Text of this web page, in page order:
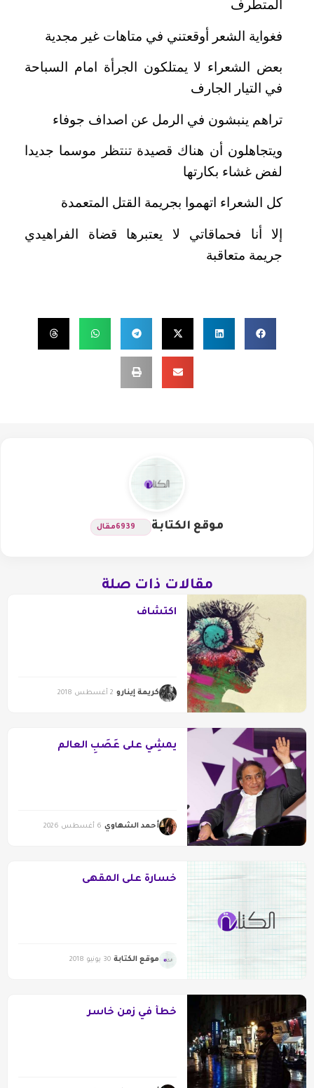
المتطرف
فغواية الشعر أوقعتني في متاهات غير مجدية
بعض الشعراء لا يمتلكون الجرأة امام السباحة
في التيار الجارف
تراهم ينبشون في الرمل عن اصداف جوفاء
ويتجاهلون أن هناك قصيدة تنتظر موسما جديدا
لفض غشاء بكارتها
كل الشعراء اتهموا بجريمة القتل المتعمدة
إلا أنا فحماقاتي لا يعتبرها قضاة الفراهيدي
جريمة متعاقبة
موقع الكتابة 6939مقال
مقالات ذات صلة
اكتشاف
كريمة إينارو 2 أغسطس 2018
يمشِي على عَصَبِ العالم
أحمد الشهاوي 6 أغسطس 2026
خسارة على المقهى
موقع الكتابة 30 يونيو 2018
خطأ في زمن خاسر